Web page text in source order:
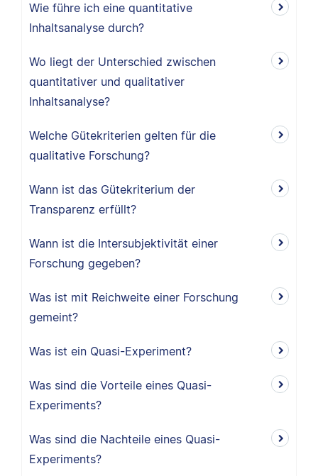
Wie führe ich eine quantitative
Inhaltsanalyse durch?
Wo liegt der Unterschied zwischen
quantitativer und qualitativer
Inhaltsanalyse?
Welche Gütekriterien gelten für die
qualitative Forschung?
Wann ist das Gütekriterium der
Transparenz erfüllt?
Wann ist die Intersubjektivität einer
Forschung gegeben?
Was ist mit Reichweite einer Forschung
gemeint?
Was ist ein Quasi-Experiment?
Was sind die Vorteile eines Quasi-
Experiments?
Was sind die Nachteile eines Quasi-
Experiments?